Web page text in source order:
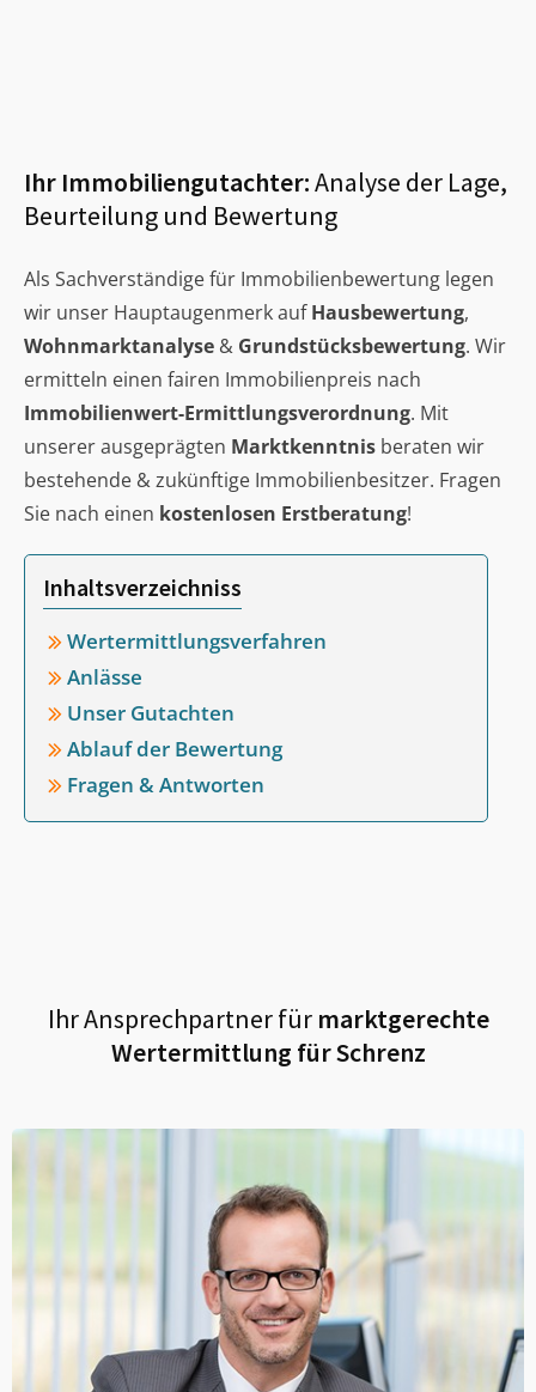
Ihr Immobiliengutachter:Analyse der Lage,
Beurteilung und Bewertung
Als Sachverständige für Immobilienbewertung legen
wir unser Hauptaugenmerk aufHausbewertung,
Wohnmarktanalyse & Grundstücksbewertung. Wir
ermitteln einen fairen Immobilienpreis nach
Immobilienwert-Ermittlungsverordnung. Mit
unserer ausgeprägten Marktkenntnis beraten wir
bestehende & zukünftige Immobilienbesitzer. Fragen
Sie nach einen kostenlosen Erstberatung!
Inhaltsverzeichniss
Wertermittlungsverfahren
Anlässe
Unser Gutachten
Ablauf der Bewertung
Fragen & Antworten
Ihr Ansprechpartner fürmarktgerechte
Wertermittlung fürSchrenz